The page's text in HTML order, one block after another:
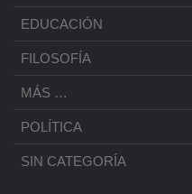
EDUCACIÓN
FILOSOFÍA
MÁS …
POLÍTICA
SIN CATEGORÍA